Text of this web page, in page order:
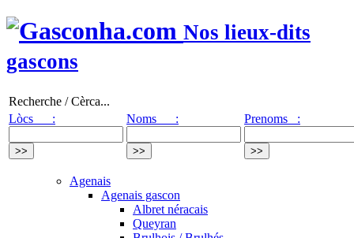
Nos lieux-dits
gascons
Recherche / Cèrca...
Lòcs :
Noms : Prenoms :
Agenais
Agenais gascon
Albret néracais
Queyran